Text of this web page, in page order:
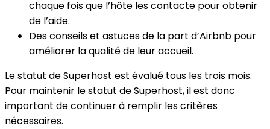
chaque fois que l’hôte les contacte pour obtenir
de l’aide.
Des conseils et astuces de la part d’Airbnb pour
améliorer la qualité de leur accueil.
Le statut de Superhost est évalué tous les trois mois.
Pour maintenir le statut de Superhost, il est donc
important de continuer à remplir les critères
nécessaires.